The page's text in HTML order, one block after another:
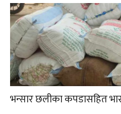
भन्सार छलीका कपडासहित